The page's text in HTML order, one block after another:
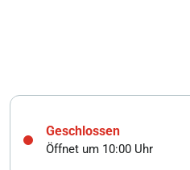
Geschlossen
Öffnet um 10:00 Uhr